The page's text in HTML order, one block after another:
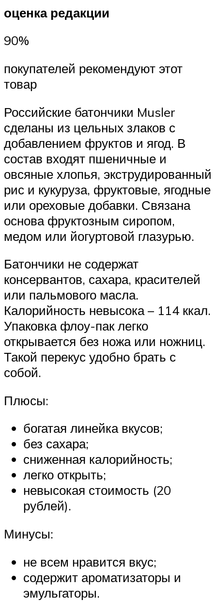
оценка редакции
90%
покупателей рекомендуют этот
товар
Российские батончики Musler
сделаны из цельных злаков с
добавлением фруктов и ягод. В
состав входят пшеничные и
овсяные хлопья, экструдированный
рис и кукуруза, фруктовые, ягодные
или ореховые добавки. Связана
основа фруктозным сиропом,
медом или йогуртовой глазурью.
Батончики не содержат
консервантов, сахара, красителей
или пальмового масла.
Калорийность невысока – 114 ккал.
Упаковка флоу-пак легко
открывается без ножа или ножниц.
Такой перекус удобно брать с
собой.
Плюсы:
богатая линейка вкусов;
без сахара;
сниженная калорийность;
легко открыть;
невысокая стоимость (20
рублей).
Минусы:
не всем нравится вкус;
содержит ароматизаторы и
эмульгаторы.